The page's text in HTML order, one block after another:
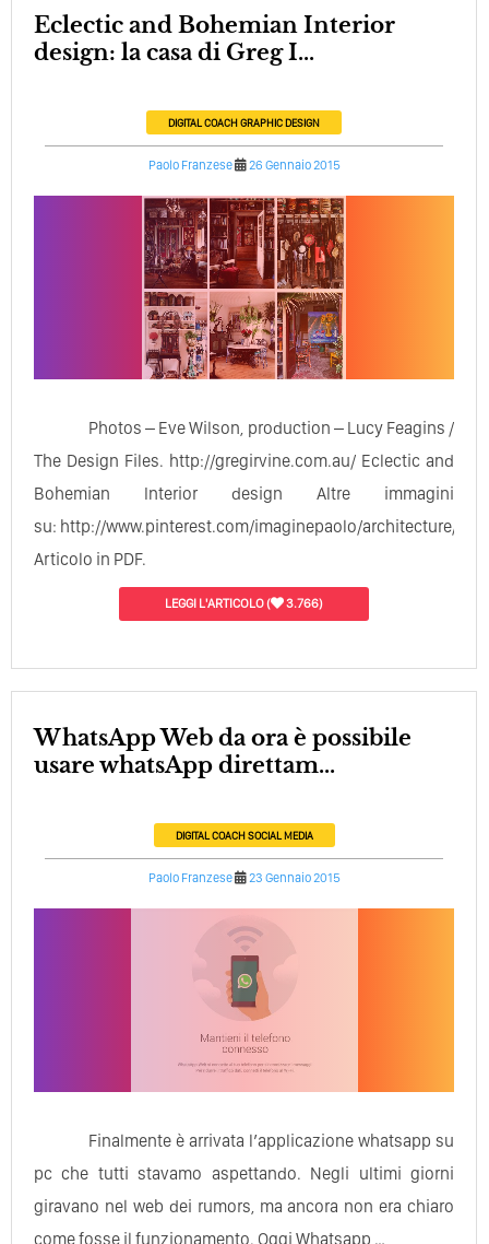
Eclectic and Bohemian Interior
design: la casa di Greg I...
DIGITAL COACHGRAPHIC DESIGN
Paolo Franzese 26 Gennaio 2015
Photos – Eve Wilson, production – Lucy Feagins /
The Design Files. http://gregirvine.com.au/ Eclectic and
Bohemian Interior design Altre immagini
su: http://www.pinterest.com/imaginepaolo/architecture/
Articolo in PDF.
LEGGI L'ARTICOLO( 3.766)
WhatsApp Web da ora è possibile
usare whatsApp direttam...
DIGITAL COACH SOCIAL MEDIA
Paolo Franzese 23 Gennaio 2015
Finalmente è arrivata l’applicazione whatsapp su
pc che tutti stavamo aspettando. Negli ultimi giorni
giravano nel web dei rumors, ma ancora non era chiaro
come fosse il funzionamento. Oggi Whatsapp …